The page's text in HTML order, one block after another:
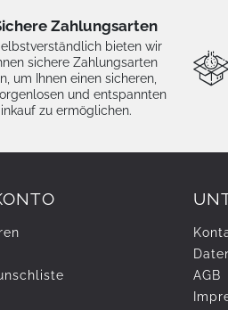
Zahlungsarten
bieten wir
sichere Zahlungsarten
um Ihnen einen sicheren,
und entspannten
zu ermöglichen.
AGB